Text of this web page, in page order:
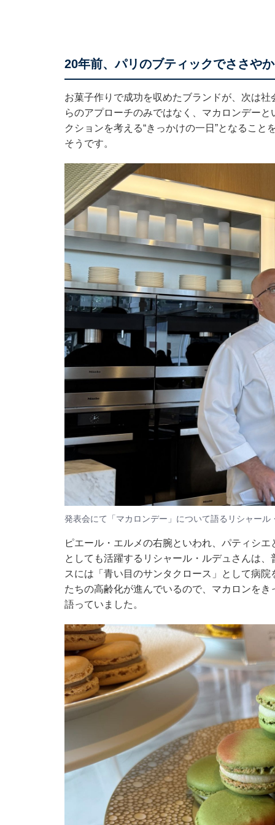
20年前、パリのブティックでささや
お菓子作りで成功を収めたブランドが、次は
らのアプローチのみではなく、マカロンデー
クションを考える“きっかけの一日”となるこ
そうです。
発表会にて「マカロンデー」について語るリシャール
ピエール・エルメの右腕といわれ、パティシ
としても活躍するリシャール・ルデュさんは
スには「青い目のサンタクロース」として病
たちの高齢化が進んでいるので、マカロンを
語っていました。